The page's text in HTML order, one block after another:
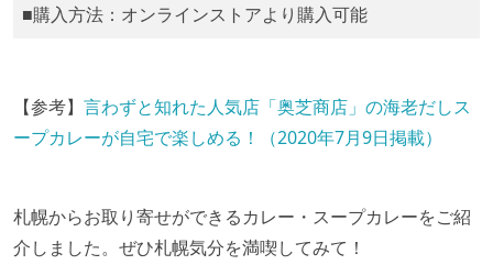
■購入方法：オンラインストアより購入可能
【参考】 言わずと知れた人気店「奥芝商店」の海老だしス
ープカレーが自宅で楽しめる！（2020年7月9日掲載）
札幌からお取り寄せができるカレー・スープカレーをご紹
介しました。ぜひ札幌気分を満喫してみて！